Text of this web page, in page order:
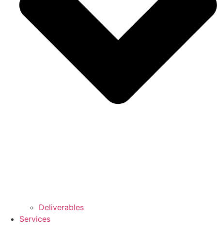
Deliverables
Services